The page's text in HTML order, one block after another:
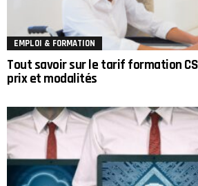
EMPLOI & FORMATION
Tout savoir sur le tarif formation
prix et modalités